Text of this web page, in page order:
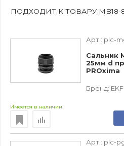
ПОДХОДИТ К ТОВАРУ MB18-
Арт.: plc-
Сальник
25мм d
PROxima
Бренд: EKF
Имеется в наличии
Арт.: plc-